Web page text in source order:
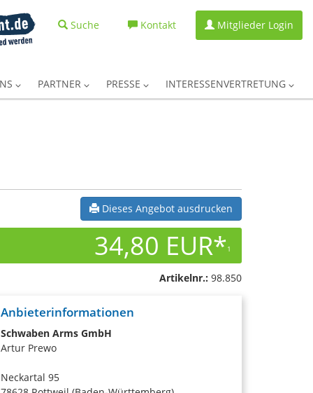
Suche Kontakt Mitglieder Login
PARTNER PRESSE INTERESSENVERTRETUNG
Dieses Angebot ausdrucken
34,80 EUR*1
Artikelnr.: 98.850
Anbieterinformationen
Schwaben Arms GmbH
Artur Prewo
Neckartal 95